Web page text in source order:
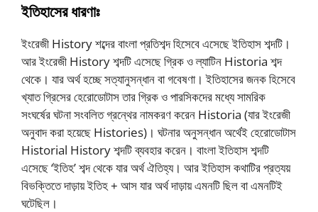
ইতিহাসের ধারণাঃ
ইংরেজী History শব্দের বাংলা প্রতিশব্দ হিসেবে এসেছে ইতিহাস শব্দটি।
আর ইংরেজী History শব্দটি এসেছে গ্রিক ও ল্যাটিন Historia শব্দ
থেকে। যার অর্থ হচ্ছে সত্যানুসন্ধান বা গবেষণা। ইতিহাসের জনক হিসেবে
খ্যাত গ্রিসের হেরােডােটাস তার গ্রিক ও পারসিকদের মধ্যে সামরিক
সংঘর্ষের ঘটনা সংবলিত গ্রন্থের নামকরণ করেন Historia (যার ইংরেজী
অনুবাদ করা হয়েছে Histories)। ঘটনার অনুসন্ধান অর্থেই হেরােডােটাস
Historial History শব্দটি ব্যবহার করেন। বাংলা ইতিহাস শব্দটি
এসেছে ‘ইতিহ’ শব্দ থেকে যার অর্থ ঐতিহ্য। আর ইতিহাস কথাটির প্রত্যয়
বিভক্তিতে দাড়ায় ইতিহ + আস যার অর্থ দাড়ায় এমনটি ছিল বা এমনটিই
ঘটেছিল।